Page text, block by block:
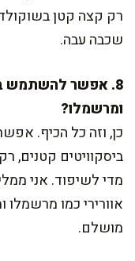
רק קצה קטן
שכבה עבה.
8. אפשר להשתמש
ומרשמלו?
כן, וזה כל הכיף.
ביסקוויטים קטנים,
מדי לשיפוד. אני
אוורירי כמו מרשמלו
מושלם.